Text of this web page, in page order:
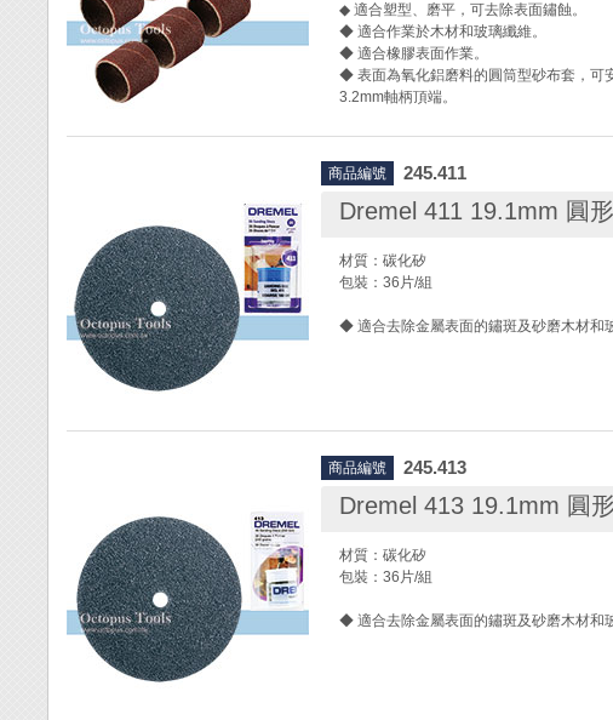
◆ 適合塑型、磨平，可去除表面鏽蝕。
◆ 適合作業於木材和玻璃纖維。
◆ 適合橡膠表面作業。
◆ 表面為氧化鋁磨料的圓筒型砂布套，可
3.2mm軸柄頂端。
商品編號 245.411
Dremel 411 19.1mm 圓
材質：碳化矽
包裝：36片/組
◆ 適合去除金屬表面的鏽斑及砂磨木材和
商品編號 245.413
Dremel 413 19.1mm 圓
材質：碳化矽
包裝：36片/組
◆ 適合去除金屬表面的鏽斑及砂磨木材和